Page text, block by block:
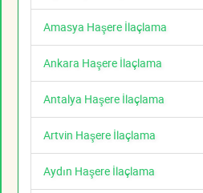
Amasya Haşere İlaçlama
Ankara Haşere İlaçlama
Antalya Haşere İlaçlama
Artvin Haşere İlaçlama
Aydın Haşere İlaçlama